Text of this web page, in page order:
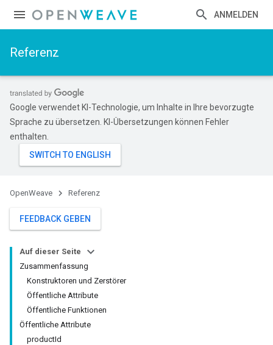
ANMELDEN
Referenz
Google verwendet KI-Technologie, um Inhalte in Ihre bevorzugte
Sprache zu übersetzen. KI-Übersetzungen können Fehler
enthalten.
OpenWeave Referenz
FEEDBACK GEBEN
Auf dieser Seite
Zusammenfassung
Konstruktoren und Zerstörer
Öffentliche Attribute
Öffentliche Funktionen
Öffentliche Attribute
productId